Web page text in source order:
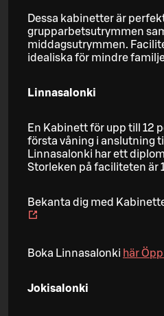
Dessa kabinetter är
grupparbetsutrymmen
middagsutrymmen.
idealiska för mindre
Linnasalonki
En Kabinett för upp till 12
första våning i anslutning
Linnasalonki har ett
Storleken på faciliteten är
Bekanta dig med
Boka Linnasalonki här
Jokisalonki